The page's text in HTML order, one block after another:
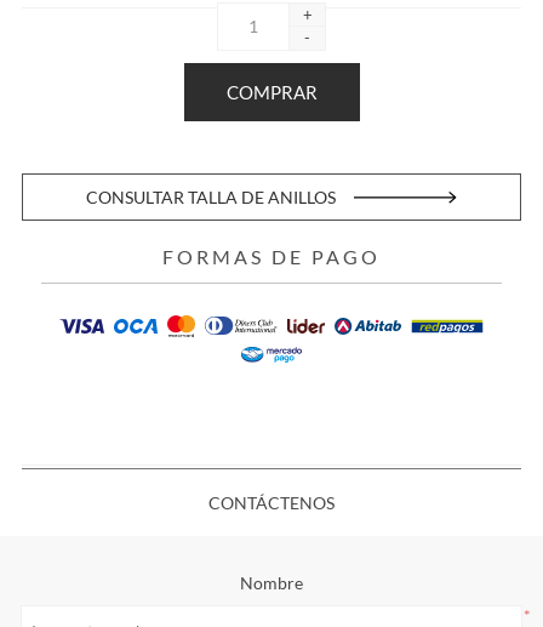
+
-
CONSULTAR TALLA DE ANILLOS
FORMAS DE PAGO
CONTÁCTENOS
Nombre
*